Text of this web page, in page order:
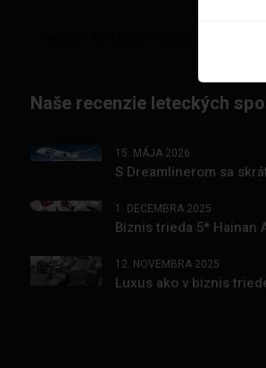
Naše recenzie leteckých
15. MÁJA 2026
S Dreamlinerom sa
1. DECEMBRA 2025
Biznis trieda 5* Hainan
12. NOVEMBRA 2025
Luxus ako v biznis